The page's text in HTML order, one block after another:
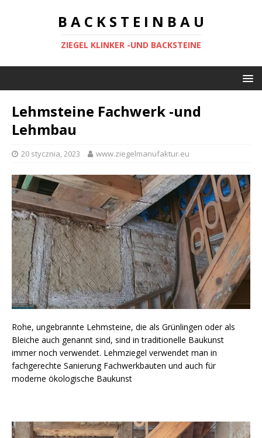
B A C K S T E I N B A U
ZIEGEL KLINKER -UND BACKSTEINE
Lehmsteine Fachwerk -und
Lehmbau
20 stycznia, 2023 www.ziegelmanufaktur.eu
Rohe, ungebrannte Lehmsteine, die als Grünlingen oder als
Bleiche auch genannt sind, sind in traditionelle Baukunst
immer noch verwendet. Lehmziegel verwendet man in
fachgerechte Sanierung Fachwerkbauten und auch für
moderne ökologische Baukunst